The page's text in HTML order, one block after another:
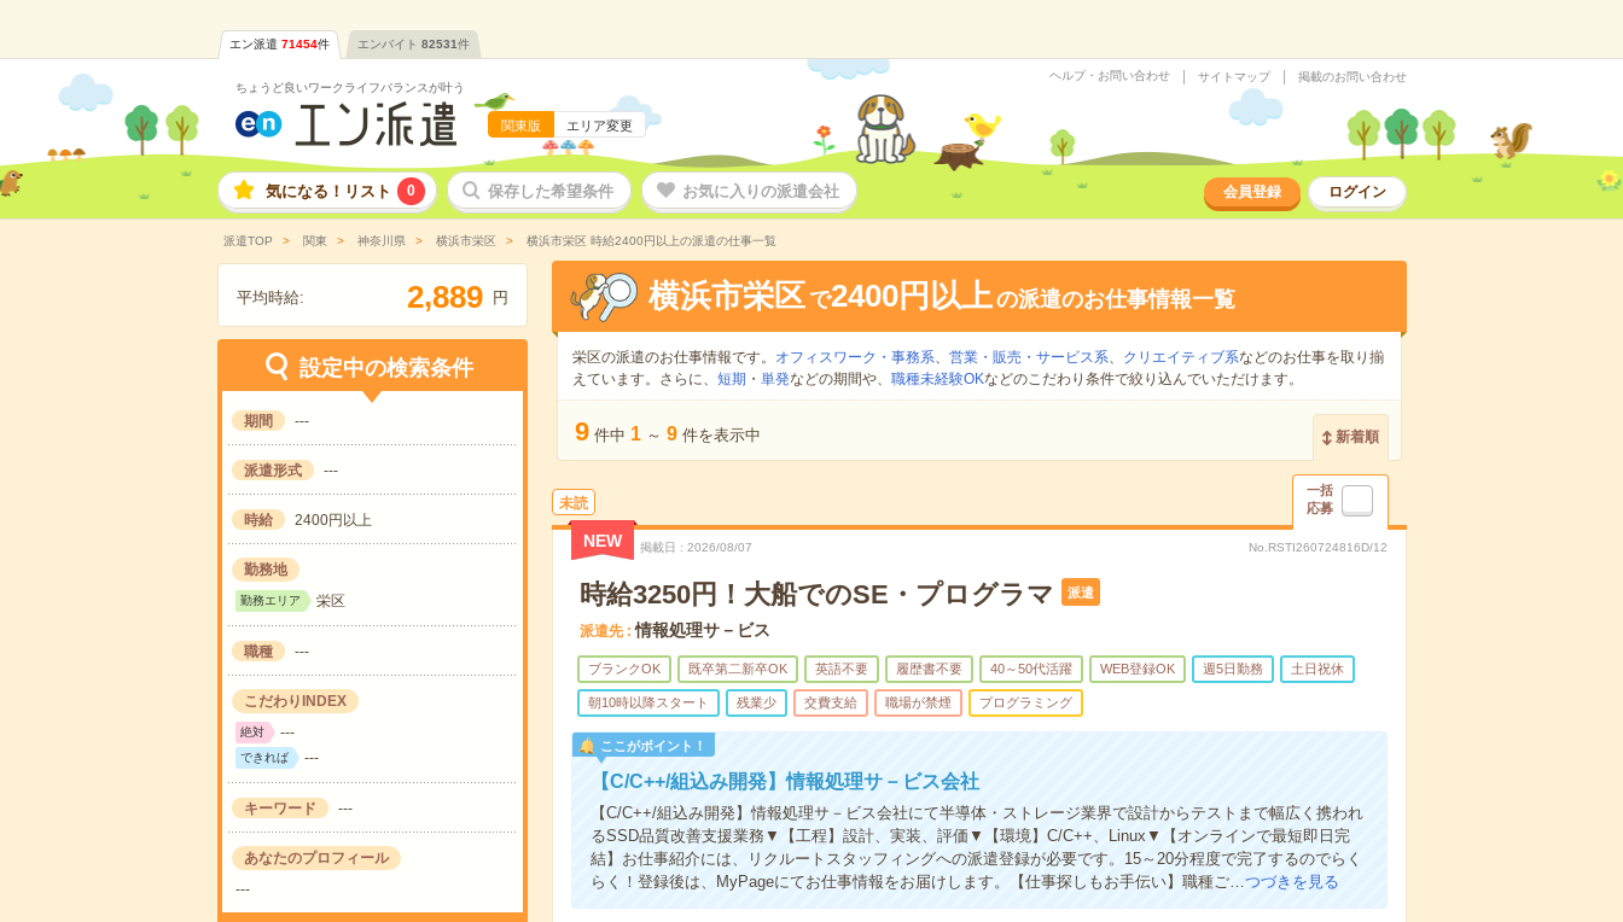
エン派遣 71454件 エンバイト 82531件
ちょうど良いワークライフバランスが叶う
関東版 エリア変更
ヘルプ・お問い合わせ サイトマップ 掲載のお問い合わせ
気になる！リスト 0 保存した希望条件 お気に入りの派遣会社 会員登録 ログイン
派遣TOP 関東 神奈川県 横浜市栄区 横浜市栄区 時給2400円以上の派遣の仕事一覧
平均時給: 2,889 円
設定中の検索条件
期間 ---
派遣形式 ---
時給 2400円以上
勤務地
勤務エリア 栄区
職種 ---
こだわりINDEX
絶対 ---
できれば ---
キーワード ---
あなたのプロフィール
---
横浜市栄区 で2400円以上の派遣のお仕事情報一覧
栄区の派遣のお仕事情報です。 オフィスワーク・事務系、 営業・販売・サービス系、 クリエイティブ系などのお仕事を取り揃
えています。さらに、 短期 ・ 単発などの期間や、 職種未経験OKなどのこだわり条件で絞り込んでいただけます。
9 件中 1 ～ 9 件を表示中 新着順
未読
一括
応募
NEW 掲載日 2026/08/07 No.RSTI260724816D/12
時給3250円！大船でのSE・プログラマ 派遣
派遣先 情報処理サ－ビス
ブランクOK 既卒第二新卒OK 英語不要 履歴書不要 40～50代活躍 WEB登録OK 週5日勤務 土日祝休
朝10時以降スタート 残業少 交費支給 職場が禁煙 プログラミング
ここがポイント！
【C/C++/組込み開発】情報処理サ－ビス会社
【C/C++/組込み開発】情報処理サ－ビス会社にて半導体・ストレージ業界で設計からテストまで幅広く携われ
るSSD品質改善支援業務▼【工程】設計、実装、評価▼【環境】C/C++、Linux▼【オンラインで最短即日完
結】お仕事紹介には、リクルートスタッフィングへの派遣登録が必要です。15～20分程度で完了するのでらく
らく！登録後は、MyPageにてお仕事情報をお届けします。【仕事探しもお手伝い】職種ご…つづきを見る